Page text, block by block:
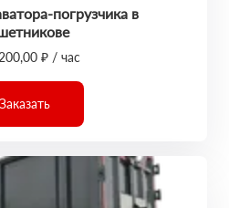
погрузчика в
₽ / час
Заказать